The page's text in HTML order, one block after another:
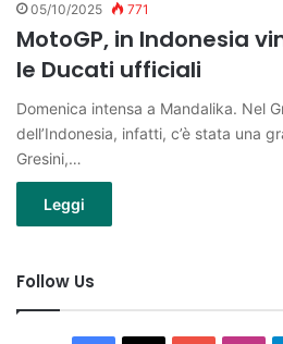
05/10/2025 771
MotoGP, in Indonesia
le Ducati ufficiali
Domenica intensa a Mandalika. Nel
dell’Indonesia, infatti, c’è stata una
Gresini,…
Leggi
Follow Us